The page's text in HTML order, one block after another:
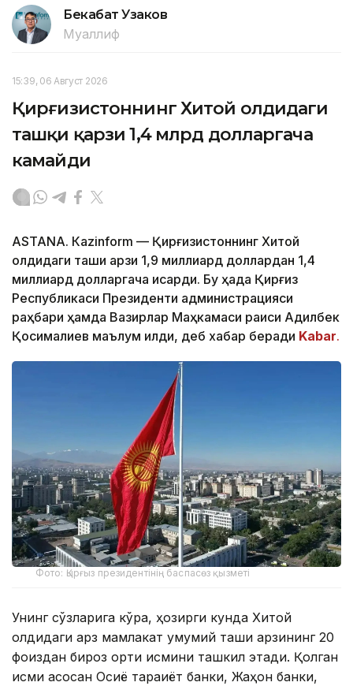
Бекабат Узаков
Муаллиф
15:39, 06 Август 2026
Қирғизистоннинг Хитой олдидаги
ташқи қарзи 1,4 млрд долларгача
камайди
ASTANА. Кazinform — Қирғизистоннинг Хитой
олдидаги ташқи қарзи 1,9 миллиард доллардан 1,4
миллиард долларгача қисқарди. Бу ҳақда Қирғиз
Республикаси Президенти администрацияси
раҳбари ҳамда Вазирлар Маҳкамаси раиси Адилбек
Қосималиев маълум қилди, деб хабар беради Kabar.
Фото: Қырғыз президентінің баспасөз қызметі
Унинг сўзларига кўра, ҳозирги кунда Хитой
олдидаги қарз мамлакат умумий ташқи қарзининг 20
фоиздан бироз ортиқ қисмини ташкил этади. Қолган
қисми асосан Осиё тараққиёт банки, Жаҳон банки,